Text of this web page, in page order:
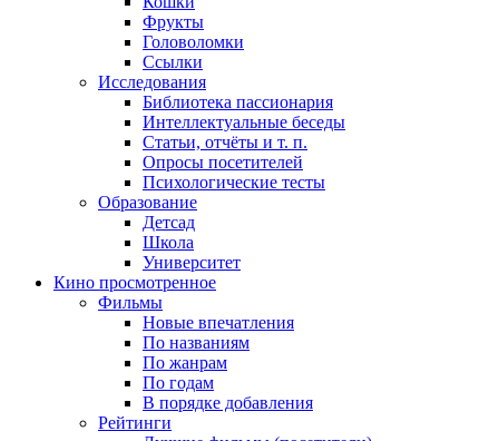
Фрукты
Головоломки
Ссылки
Исследования
Библиотека пассионария
Интеллектуальные беседы
Статьи, отчёты и т. п.
Опросы посетителей
Психологические тесты
Образование
Детсад
Школа
Университет
Кино просмотренное
Фильмы
Новые впечатления
По названиям
По жанрам
По годам
В порядке добавления
Рейтинги